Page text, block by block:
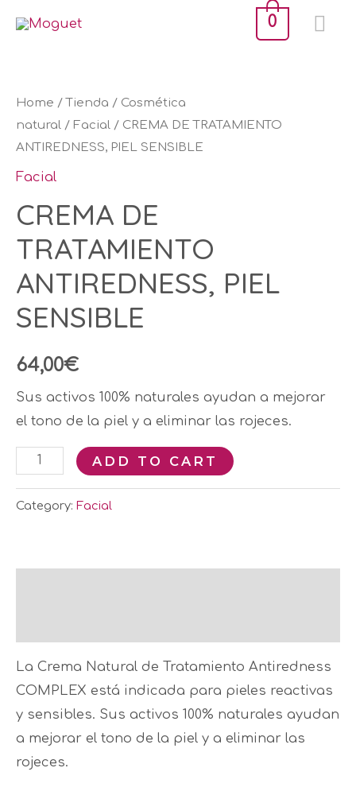
0
Home /Tienda / Cosmética
natural / Facial / CREMA DE TRATAMIENTO
ANTIREDNESS, PIEL SENSIBLE
Facial
CREMA DE
TRATAMIENTO
ANTIREDNESS, PIEL
SENSIBLE
64,00€
Sus activos 100% naturales ayudan a mejorar
el tono de la piel y a eliminar las rojeces.
DE
TRATAMIENTO
ANTIREDNESS,
PIEL
quantity
ADD TO CART
Category: Facial
La Crema Natural de Tratamiento Antiredness
COMPLEX está indicada para pieles reactivas
y sensibles. Sus activos 100% naturales ayudan
a mejorar el tono de la piel y a eliminar las
rojeces.